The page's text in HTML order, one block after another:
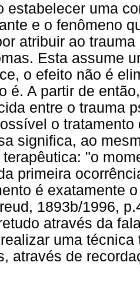
estabelecer uma
e o fenômeno
atribuir ao
Esta assume
o efeito não é
é. A partir de
entre o trauma
o
significa, ao
terapêutica: "o
primeira
é exatamente
1893b/1996,
através da
uma
através de